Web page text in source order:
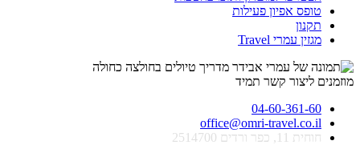
טופס אפיון פעילות
תקנון
מגזין עמרי Travel
מוזמנים ליצור קשר תמיד
04-60-361-60
office@omri-travel.co.il
חוחית 11, כפר ורדים 2514700